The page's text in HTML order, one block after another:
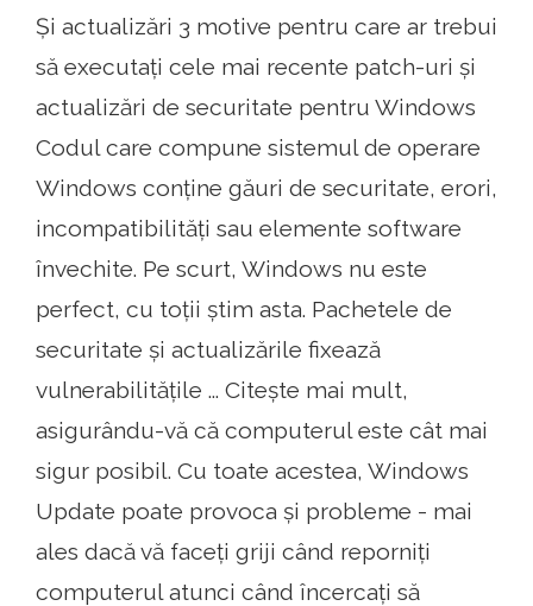
Și actualizări 3 motive pentru care ar trebui
să executați cele mai recente patch-uri și
actualizări de securitate pentru Windows
Codul care compune sistemul de operare
Windows conține găuri de securitate, erori,
incompatibilități sau elemente software
învechite. Pe scurt, Windows nu este
perfect, cu toții știm asta. Pachetele de
securitate și actualizările fixează
vulnerabilitățile ... Citește mai mult,
asigurându-vă că computerul este cât mai
sigur posibil. Cu toate acestea, Windows
Update poate provoca și probleme - mai
ales dacă vă faceți griji când reporniți
computerul atunci când încercați să